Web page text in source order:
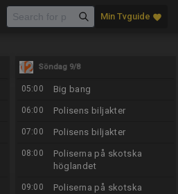
Min Tvguide favorite
Söndag 9/8
05:00 Big bang
06:00 Polisens biljakter
07:00 Polisens biljakter
08:00
Poliserna på skotska
höglandet
09:00
Poliserna på skotska